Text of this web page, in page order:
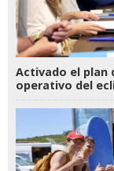
Activado el plan
operativo del